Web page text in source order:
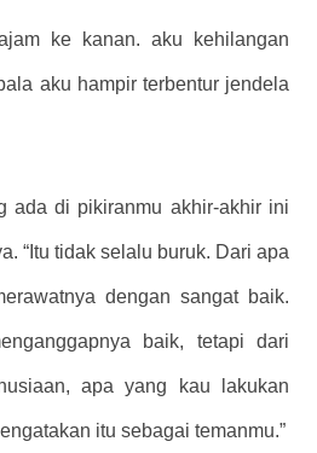
ke kanan. aku kehilangan
aku hampir terbentur jendela
ada di pikiranmu akhir-akhir ini
“Itu tidak selalu buruk. Dari apa
dengan sangat baik.
baik, tetapi dari
apa yang kau lakukan
itu sebagai temanmu.”